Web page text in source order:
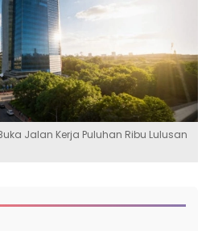
Jalan Kerja Puluhan Ribu Lulusan